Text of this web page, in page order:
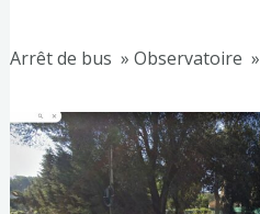
Arrêt de bus » Observatoire »